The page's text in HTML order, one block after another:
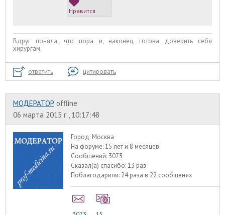
Нравится
Вдруг поняла, что пора и, наконец, готова доверить себя
хирургам.
ответить цитировать
МОДЕРАТОР offline
06 марта 2015 г., 10:17:48
Город: Москва
На форуме:15 лет и 8 месяцев
Сообщений: 3073
Сказал(а) спасибо:13 раз
Поблагодарили: 24 раза в 22 сообщенях